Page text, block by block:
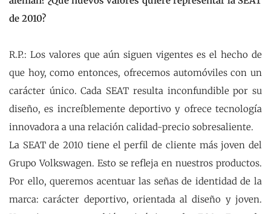
de 2010?
R.P.: Los valores que aún siguen vigentes es el hecho de
que hoy, como entonces, ofrecemos automóviles con un
carácter único. Cada SEAT resulta inconfundible por su
diseño, es increíblemente deportivo y ofrece tecnología
innovadora a una relación calidad-precio sobresaliente.
La SEAT de 2010 tiene el perfil de cliente más joven del
Grupo Volkswagen. Esto se refleja en nuestros productos.
Por ello, queremos acentuar las señas de identidad de la
marca: carácter deportivo, orientada al diseño y joven.